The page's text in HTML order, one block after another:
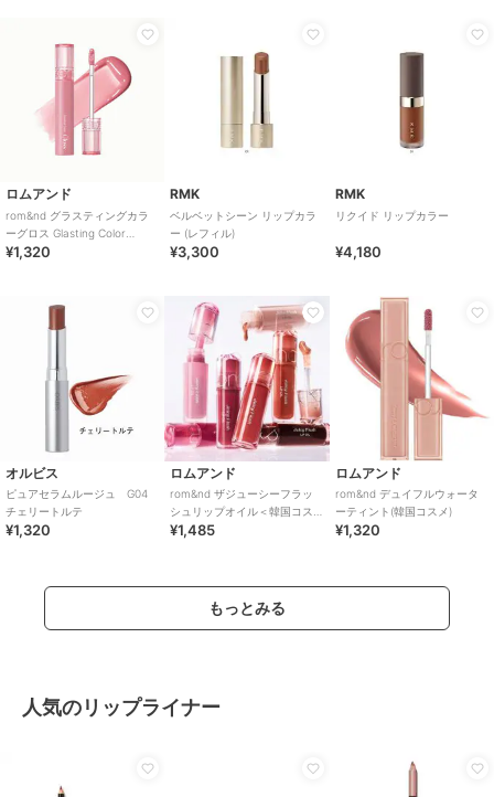
ロムアンド
rom&nd グラスティングカラ
ーグロス Glasting Color
Gloss(韓国コスメ)
¥1,320
RMK
ベルベットシーン リップカラ
ー (レフィル)
¥3,300
RMK
リクイド リップカラー
¥4,180
オルビス
ピュアセラムルージュ G04
チェリートルテ
¥1,320
ロムアンド
rom&nd ザジューシーフラッ
シュリップオイル＜韓国コス
メ＞
¥1,485
ロムアンド
rom&nd デュイフルウォータ
ーティント(韓国コスメ)
¥1,320
もっとみる
人気のリップライナー